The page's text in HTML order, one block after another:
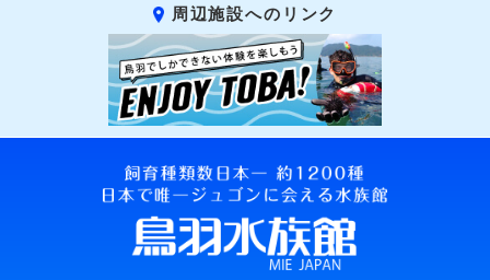
周辺施設へのリンク